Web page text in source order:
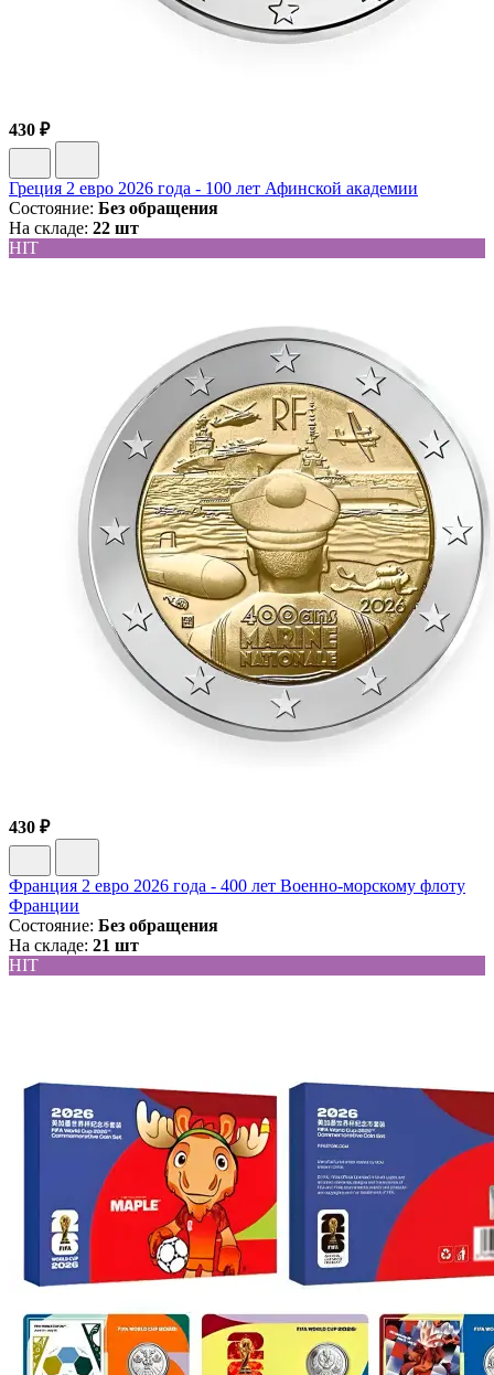
430 ₽
Греция 2 евро 2026 года - 100 лет Афинской академии
Состояние: Без обращения
На складе: 22 шт
HIT
430 ₽
Франция 2 евро 2026 года - 400 лет Военно-морскому флоту
Франции
Состояние: Без обращения
На складе: 21 шт
HIT